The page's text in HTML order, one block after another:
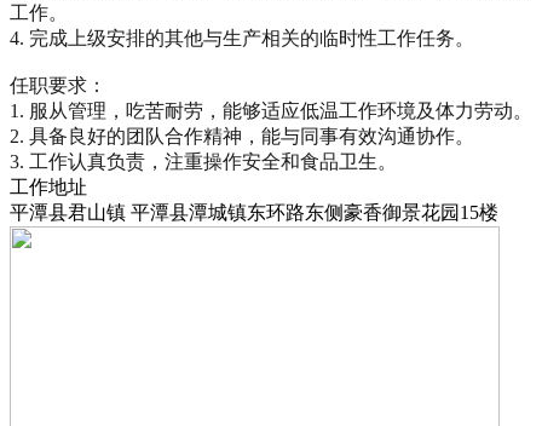
工作。
4. 完成上级安排的其他与生产相关的临时性工作任务。
任职要求：
1. 服从管理，吃苦耐劳，能够适应低温工作环境及体力劳动。
2. 具备良好的团队合作精神，能与同事有效沟通协作。
3. 工作认真负责，注重操作安全和食品卫生。
工作地址
平潭县君山镇 平潭县潭城镇东环路东侧豪香御景花园15楼